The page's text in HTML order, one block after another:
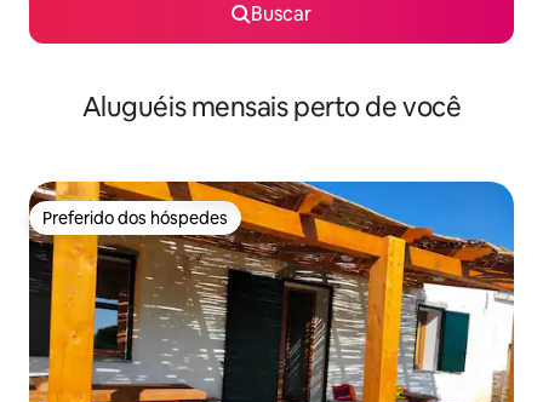
Buscar
Aluguéis mensais perto de você
Preferido dos hóspedes
Preferido dos hóspedes